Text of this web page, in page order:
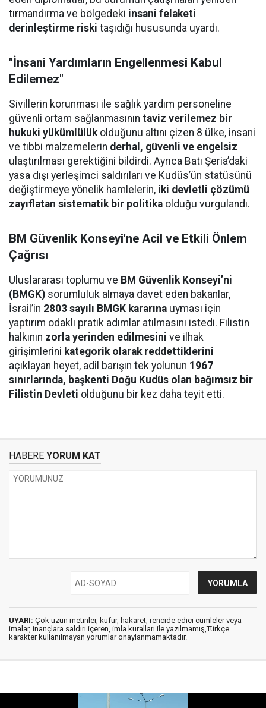
tırmandırma ve bölgedeki insani felaketi
derinleştirme riski taşıdığı hususunda uyardı.
"İnsani Yardımların Engellenmesi Kabul
Edilemez"
Sivillerin korunması ile sağlık yardım personeline
güvenli ortam sağlanmasının taviz verilemez bir
hukuki yükümlülük olduğunu altını çizen 8 ülke, insani
ve tıbbi malzemelerin derhal, güvenli ve engelsiz
ulaştırılması gerektiğini bildirdi. Ayrıca Batı Şeria’daki
yasa dışı yerleşimci saldırıları ve Kudüs’ün statüsünü
değiştirmeye yönelik hamlelerin, iki devletli çözümü
zayıflatan sistematik bir politika olduğu vurgulandı.
BM Güvenlik Konseyi'ne Acil ve Etkili Önlem
Çağrısı
Uluslararası toplumu ve BM Güvenlik Konseyi’ni
(BMGK) sorumluluk almaya davet eden bakanlar,
İsrail’in 2803 sayılı BMGK kararına uyması için
yaptırım odaklı pratik adımlar atılmasını istedi. Filistin
halkının zorla yerinden edilmesini ve ilhak
girişimlerini kategorik olarak reddettiklerini
açıklayan heyet, adil barışın tek yolunun 1967
sınırlarında, başkenti Doğu Kudüs olan bağımsız bir
Filistin Devleti olduğunu bir kez daha teyit etti.
HABERE YORUM KAT
UYARI: Çok uzun metinler, küfür, hakaret, rencide edici cümleler veya
imalar, inançlara saldırı içeren, imla kuralları ile yazılmamış,Türkçe
karakter kullanılmayan yorumlar onaylanmamaktadır.